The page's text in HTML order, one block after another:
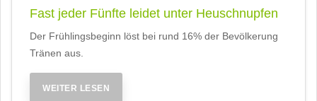
Fast jeder Fünfte leidet unter Heuschnupfen
Der Frühlingsbeginn löst bei rund 16% der Bevölkerung
Tränen aus.
WEITER LESEN